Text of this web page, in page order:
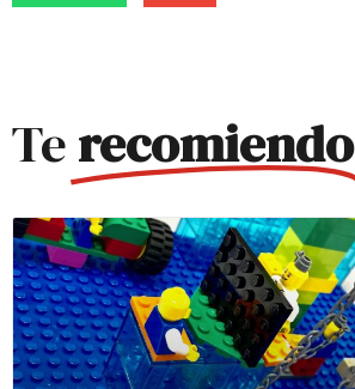
Terecomiendo